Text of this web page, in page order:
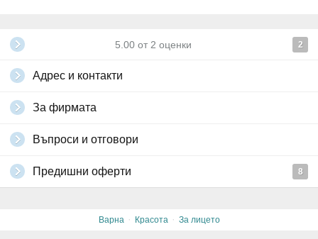
5.00 от 2 оценки 2
Адрес и контакти
За фирмата
Въпроси и отговори
Предишни оферти 8
Варна · Красота · За лицето